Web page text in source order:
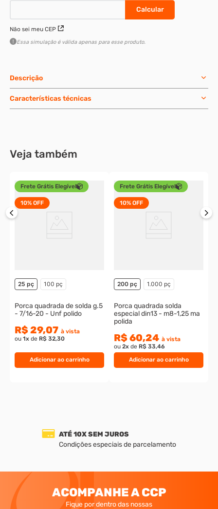
Não sei meu CEP
Essa simulação é válida apenas para esse produto.
Descrição
Características técnicas
Veja também
Frete Grátis Elegível
10% OFF
Adicionar ao carrinho
25 pç 100 pç
Porca quadrada de solda g.5
- 7/16-20 - Unf polido
R$ 29,07 à vista
ou 1x de R$ 32,30
Frete Grátis Elegível
10% OFF
Adicionar ao carrinho
200 pç 1.000 pç
Porca quadrada solda
especial din13 - m8-1,25 ma
polida
R$ 60,24 à vista
ou 2x de R$ 33,46
ATÉ 10X SEM JUROS
Condições especiais de parcelamento
ACOMPANHE A CCP
Fique por dentro das nossas